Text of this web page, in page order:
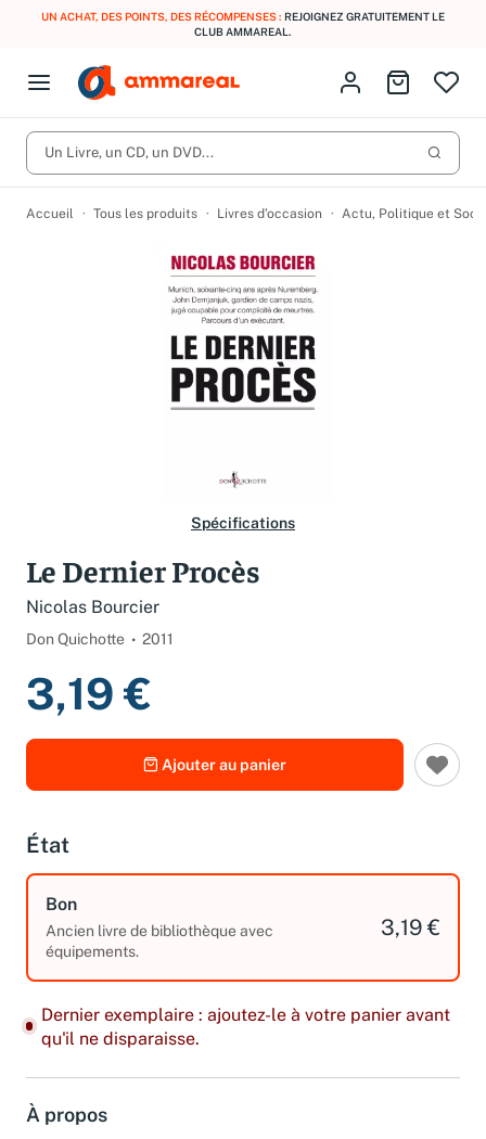
UN ACHAT, DES POINTS, DES RÉCOMPENSES : REJOIGNEZ GRATUITEMENT LE
CLUB AMMAREAL.
Open menu
Fermer le menu
CD d'occasion
Nos engagements
Produits Catégories
Vous n'avez pas trouvé l'article que vous cherchiez ?
Activez les notifications dans votre compte pour être alerté dès
qu'il est en stock.
Créer une alerte
Identifiez-vous
Aller au
Un Livre, un CD, un DVD...
Accueil Tous les produits Livres d’occasion Actu, Politique et
Spécifications
Le Dernier Procès
Nicolas Bourcier
Don Quichotte 2011
3,19 €
Ajouter au panier
État
Bon
Ancien livre de bibliothèque avec
équipements.
3,19 €
Dernier exemplaire : ajoutez-le à votre panier avant
qu'il ne disparaisse.
À propos